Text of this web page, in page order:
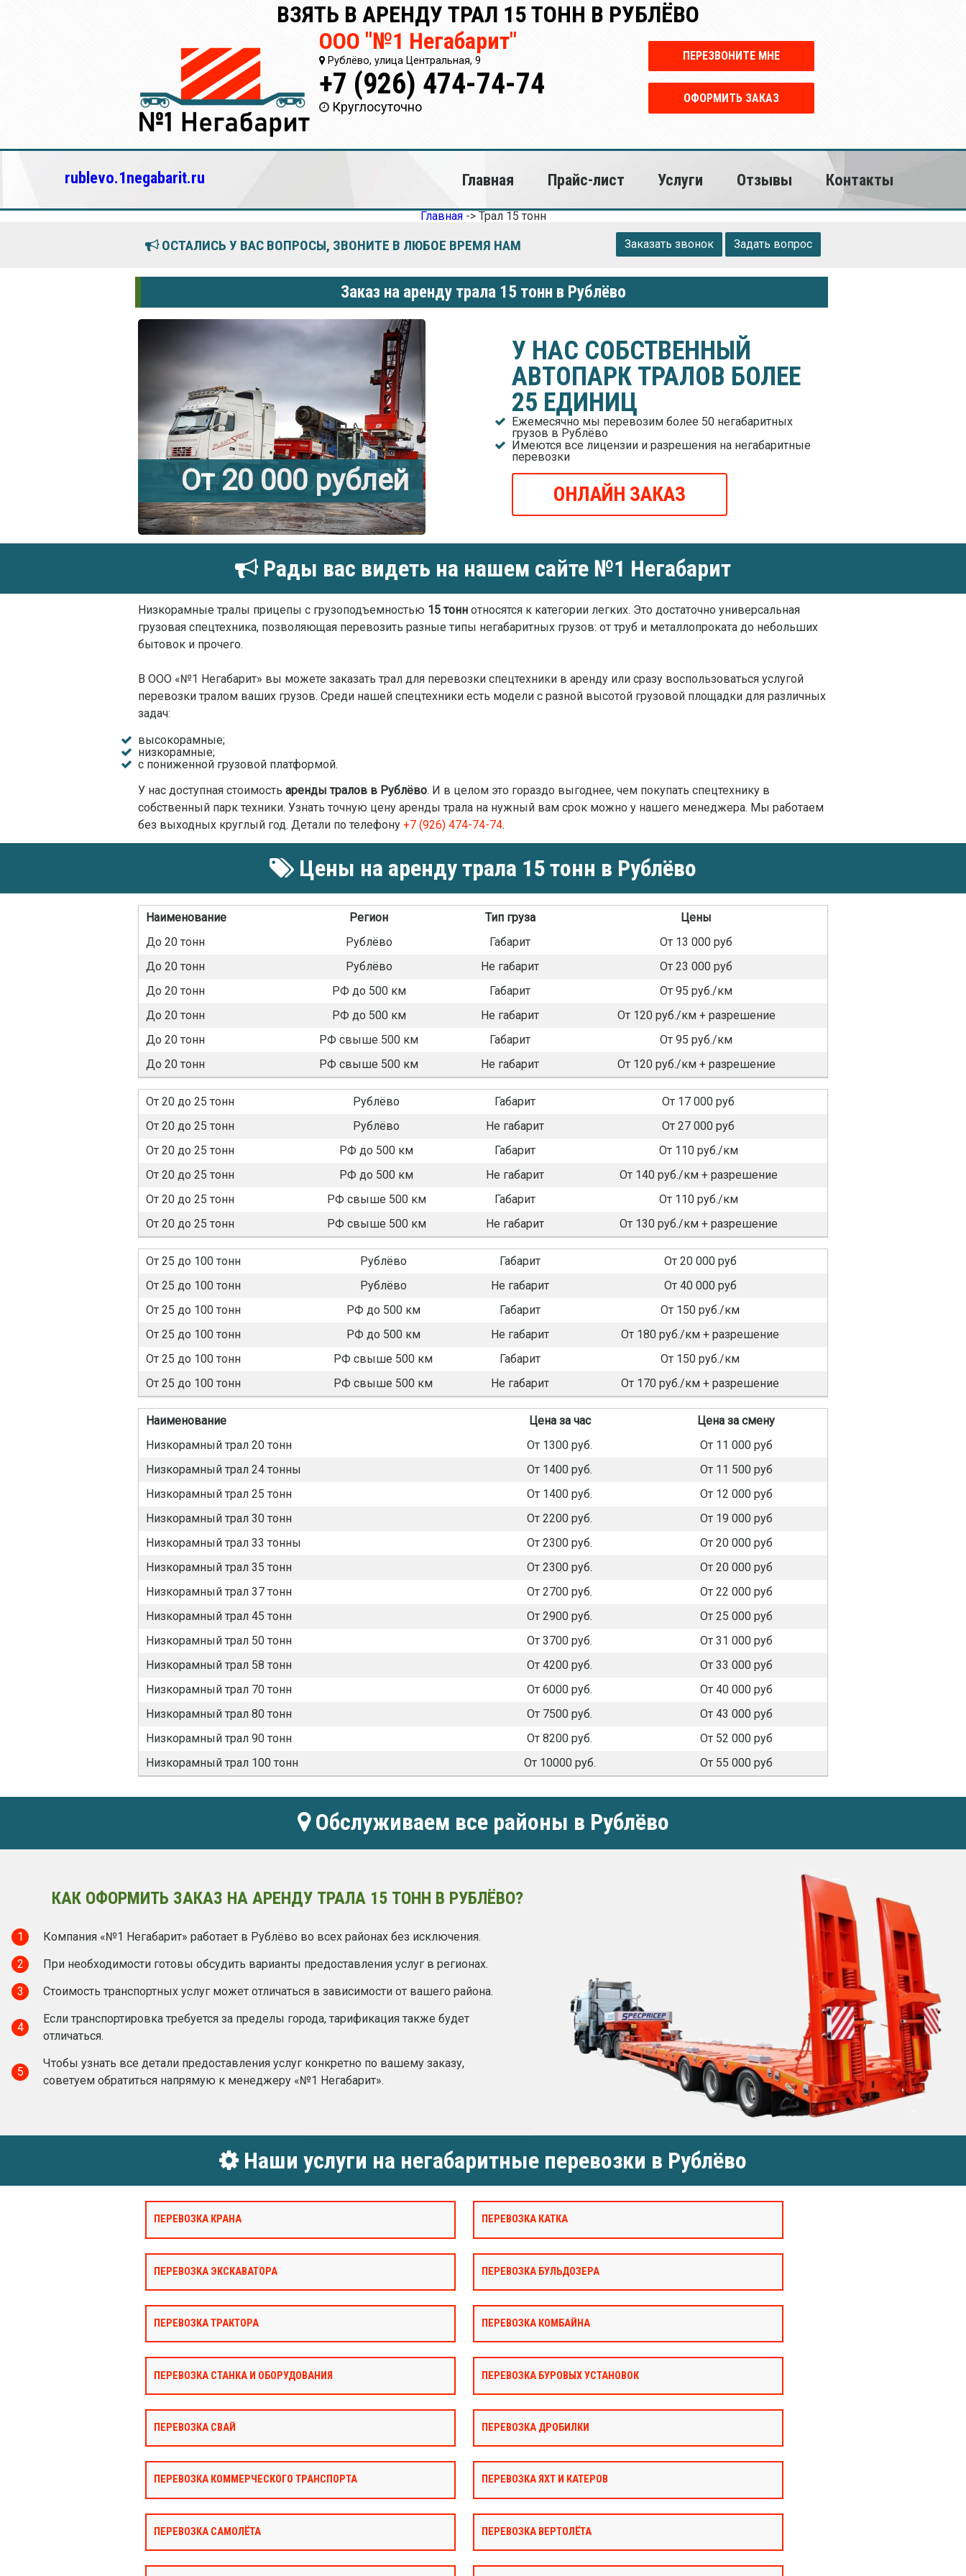
ВЗЯТЬ В АРЕНДУ ТРАЛ 15 ТОНН В РУБЛЁВО
ООО "№1 Негабарит"
Рублёво, улица Центральная, 9
+7 (926) 474-74-74
Круглосуточно
ПЕРЕЗВОНИТЕ МНЕ
ОФОРМИТЬ ЗАКАЗ
rublevo.1negabarit.ru Главная Прайс-лист Услуги Отзывы Контакты
Главная-> Трал 15 тонн
ОСТАЛИСЬ У ВАС ВОПРОСЫ, ЗВОНИТЕ В ЛЮБОЕ ВРЕМЯ НАМ Заказать звонок Задать вопрос
Заказ на аренду трала 15 тонн в Рублёво
От 20 000 рублей
У НАС СОБСТВЕННЫЙ
АВТОПАРК ТРАЛОВ БОЛЕЕ
25 ЕДИНИЦ
Ежемесячно мы перевозим более 50 негабаритных
грузов в Рублёво
Имеются все лицензии и разрешения на негабаритные
перевозки
ОНЛАЙН ЗАКАЗ
Рады вас видеть на нашем сайте №1 Негабарит
Низкорамные тралы прицепы с грузоподъемностью 15 тонн относятся к категории легких. Это достаточно универсальная
грузовая спецтехника, позволяющая перевозить разные типы негабаритных грузов: от труб и металлопроката до небольших
бытовок и прочего.
В ООО «№1 Негабарит» вы можете заказать трал для перевозки спецтехники в аренду или сразу воспользоваться услугой
перевозки тралом ваших грузов. Среди нашей спецтехники есть модели с разной высотой грузовой площадки для различных
задач:
высокорамные;
низкорамные;
с пониженной грузовой платформой.
У нас доступная стоимость аренды тралов в Рублёво. И в целом это гораздо выгоднее, чем покупать спецтехнику в
собственный парк техники. Узнать точную цену аренды трала на нужный вам срок можно у нашего менеджера. Мы работаем
без выходных круглый год. Детали по телефону +7 (926) 474-74-74.
Цены на аренду трала 15 тонн в Рублёво
Наименование Регион Тип груза
Цены
До 20 тонн
Рублёво Габарит
От 13 000 руб
До 20 тонн
Рублёво Не габарит
От 23 000 руб
До 20 тонн
РФ до 500 км Габарит
От 95 руб./км
До 20 тонн
РФ до 500 км Не габарит
От 120 руб./км + разрешение
До 20 тонн
РФ свыше 500 км Габарит
От 95 руб./км
До 20 тонн
РФ свыше 500 км Не габарит От 120 руб./км + разрешение
От 20 до 25 тонн Рублёво Габарит
От 17 000 руб
От 20 до 25 тонн
Рублёво Не габарит
От 27 000 руб
От 20 до 25 тонн
РФ до 500 км Габарит
От 110 руб./км
От 20 до 25 тонн
РФ до 500 км Не габарит
От 140 руб./км + разрешение
От 20 до 25 тонн
РФ свыше 500 км Габарит
От 110 руб./км
От 20 до 25 тонн
РФ свыше 500 км Не габарит От 130 руб./км + разрешение
От 25 до 100 тонн Рублёво Габарит
От 20 000 руб
От 25 до 100 тонн
Рублёво Не габарит
От 40 000 руб
От 25 до 100 тонн
РФ до 500 км Габарит
От 150 руб./км
От 25 до 100 тонн
РФ до 500 км Не габарит
От 180 руб./км + разрешение
От 25 до 100 тонн
РФ свыше 500 км Габарит
От 150 руб./км
От 25 до 100 тонн
РФ свыше 500 км Не габарит От 170 руб./км + разрешение
Наименование Цена за час
Цена за смену
Низкорамный трал 20 тонн
От 1300 руб.
От 11 000 руб
Низкорамный трал 24 тонны
От 1400 руб.
От 11 500 руб
Низкорамный трал 25 тонн
От 1400 руб.
От 12 000 руб
Низкорамный трал 30 тонн
От 2200 руб.
От 19 000 руб
Низкорамный трал 33 тонны
От 2300 руб.
От 20 000 руб
Низкорамный трал 35 тонн
От 2300 руб.
От 20 000 руб
Низкорамный трал 37 тонн
От 2700 руб.
От 22 000 руб
Низкорамный трал 45 тонн
От 2900 руб.
От 25 000 руб
Низкорамный трал 50 тонн
От 3700 руб.
От 31 000 руб
Низкорамный трал 58 тонн
От 4200 руб.
От 33 000 руб
Низкорамный трал 70 тонн
От 6000 руб.
От 40 000 руб
Низкорамный трал 80 тонн
От 7500 руб.
От 43 000 руб
Низкорамный трал 90 тонн
От 8200 руб.
От 52 000 руб
Низкорамный трал 100 тонн
От 10000 руб. От 55 000 руб
Обслуживаем все районы в Рублёво
КАК ОФОРМИТЬ ЗАКАЗ НА АРЕНДУ ТРАЛА 15 ТОНН В РУБЛЁВО?
1
Компания «№1 Негабарит» работает в Рублёво во всех районах без исключения.
2
При необходимости готовы обсудить варианты предоставления услуг в регионах.
3
Стоимость транспортных услуг может отличаться в зависимости от вашего района.
4
Если транспортировка требуется за пределы города, тарификация также будет
отличаться.
5
Чтобы узнать все детали предоставления услуг конкретно по вашему заказу,
советуем обратиться напрямую к менеджеру «№1 Негабарит».
Наши услуги на негабаритные перевозки в Рублёво
ПЕРЕВОЗКА КРАНА ПЕРЕВОЗКА КАТКА
ПЕРЕВОЗКА ЭКСКАВАТОРА ПЕРЕВОЗКА БУЛЬДОЗЕРА
ПЕРЕВОЗКА ТРАКТОРА ПЕРЕВОЗКА КОМБАЙНА
ПЕРЕВОЗКА СТАНКА И ОБОРУДОВАНИЯ ПЕРЕВОЗКА БУРОВЫХ УСТАНОВОК
ПЕРЕВОЗКА СВАЙ ПЕРЕВОЗКА ДРОБИЛКИ
ПЕРЕВОЗКА КОММЕРЧЕСКОГО ТРАНСПОРТА ПЕРЕВОЗКА ЯХТ И КАТЕРОВ
ПЕРЕВОЗКА САМОЛЁТА ПЕРЕВОЗКА ВЕРТОЛЁТА